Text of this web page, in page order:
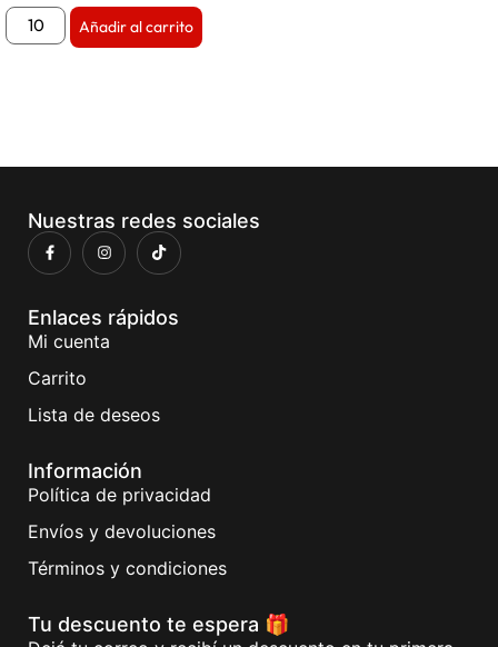
Añadir al carrito
Nuestras redes sociales
Enlaces rápidos
Mi cuenta
Carrito
Lista de deseos
Información
Política de privacidad
Envíos y devoluciones
Términos y condiciones
Tu descuento te espera 🎁